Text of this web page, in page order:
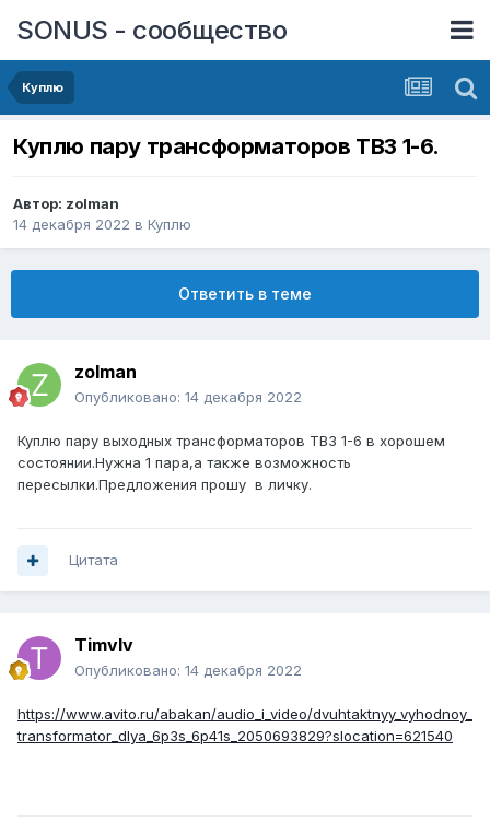
SONUS - сообщество
Куплю
Куплю пару трансформаторов ТВЗ 1-6.
Автор: zolman
14 декабря 2022 в Куплю
Ответить в теме
zolman
Опубликовано: 14 декабря 2022
Куплю пару выходных трансформаторов ТВЗ 1-6 в хорошем
состоянии.Нужна 1 пара,а также возможность
пересылки.Предложения прошу в личку.
Цитата
Timvlv
Опубликовано: 14 декабря 2022
https://www.avito.ru/abakan/audio_i_video/dvuhtaktnyy_vyhodnoy_
transformator_dlya_6p3s_6p41s_2050693829?slocation=621540